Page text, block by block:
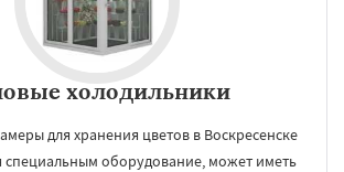
холодильники
для хранения цветов в Воскресенске
специальным оборудование, может иметь